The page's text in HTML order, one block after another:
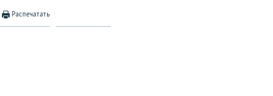
Распечатать